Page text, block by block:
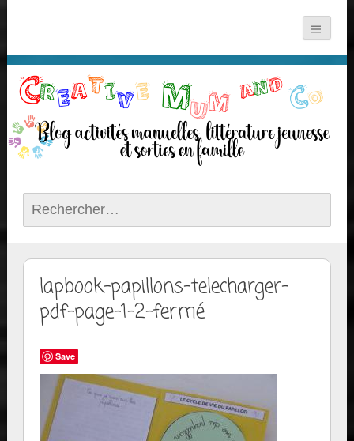
Rechercher :
lapbook-papillons-telecharger-
pdf-page-1-2-fermé
Save